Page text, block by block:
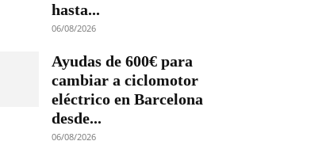
hasta...
06/08/2026
Ayudas de 600€ para
cambiar a ciclomotor
eléctrico en Barcelona
desde...
06/08/2026